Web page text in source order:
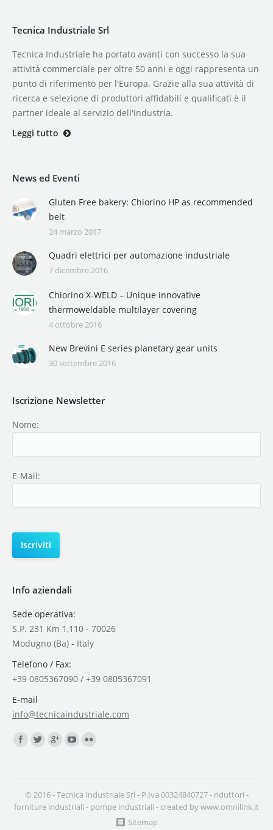
Tecnica Industriale Srl
Tecnica Industriale ha portato avanti con successo la sua
attività commerciale per oltre 50 anni e oggi rappresenta un
punto di riferimento per l'Europa. Grazie alla sua attività di
ricerca e selezione di produttori affidabili e qualificati è il
partner ideale al servizio dell'industria.
Leggi tutto
News ed Eventi
Gluten Free bakery: Chiorino HP as recommended
belt
24 marzo 2017
Quadri elettrici per automazione industriale
7 dicembre 2016
Chiorino X-WELD – Unique innovative
thermoweldable multilayer covering
4 ottobre 2016
New Brevini E series planetary gear units
30 settembre 2016
Iscrizione Newsletter
Nome:
E-Mail:
Info aziendali
Sede operativa:
S.P. 231 Km 1,110 - 70026
Modugno (Ba) - Italy
Telefono / Fax:
+39 0805367090 / +39 0805367091
E-mail
info@tecnicaindustriale.com
Find us on:
© 2016 - Tecnica Industriale Srl - P.Iva 00324840727 - riduttori -
forniture industriali - pompe industriali - created bywww.omnilink.it
Sitemap